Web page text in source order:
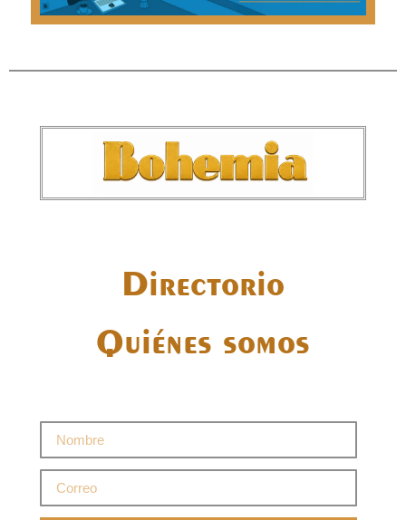
Directorio
Quiénes somos